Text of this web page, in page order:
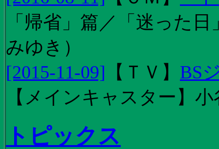
「帰省」篇／「迷った
みゆき）
[2015-11-09] 【 ＴＶ 】 BS
【メインキャスター】
トピックス